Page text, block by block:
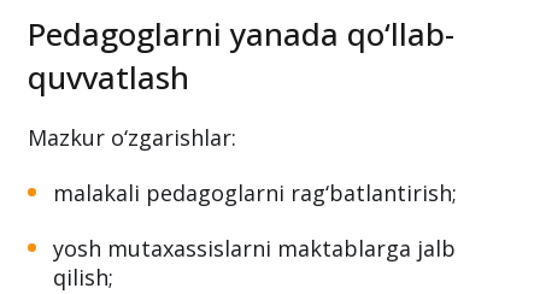
Pedagoglarni yanada qo‘llab-
quvvatlash
Mazkur o‘zgarishlar:
malakali pedagoglarni rag‘batlantirish;
yosh mutaxassislarni maktablarga jalb
qilish;